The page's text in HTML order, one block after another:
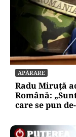
APĂRARE
Radu Miruță
Română:
care se pun